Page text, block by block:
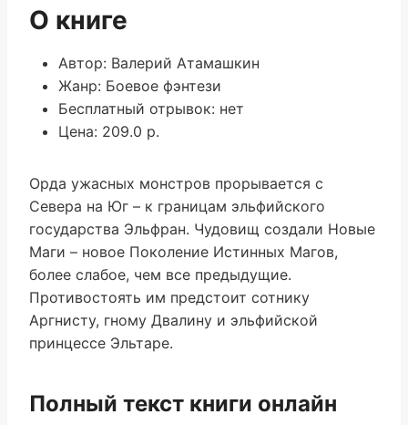
О книге
Автор: Валерий Атамашкин
Жанр: Боевое фэнтези
Бесплатный отрывок: нет
Цена: 209.0 р.
Орда ужасных монстров прорывается с
Севера на Юг – к границам эльфийского
государства Эльфран. Чудовищ создали Новые
Маги – новое Поколение Истинных Магов,
более слабое, чем все предыдущие.
Противостоять им предстоит сотнику
Аргнисту, гному Двалину и эльфийской
принцессе Эльтаре.
Полный текст книги онлайн